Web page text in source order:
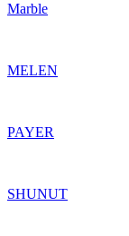
Marble
MELEN
PAYER
SHUNUT